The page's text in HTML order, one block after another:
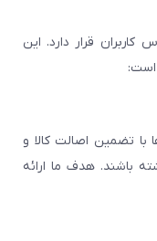
قرار دارد. این
است:
تضمین اصالت کالا و
باشند. هدف ما ارائه